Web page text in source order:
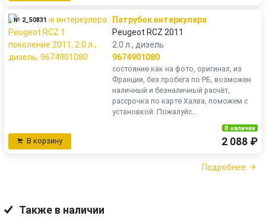
№ 2_50831
Патрубок интеркулера
Peugeot RCZ 2011
2.0 л., дизель
9674901080
состояние как на фото, оригинал, из
Франции, без пробега по РБ, возможен
наличный и безналичный расчёт,
рассрочка по карте Халва, поможем с
установкой. Пожалуйс...
В корзину
В наличии
2 088 ₽
Подробнее
Также в наличии